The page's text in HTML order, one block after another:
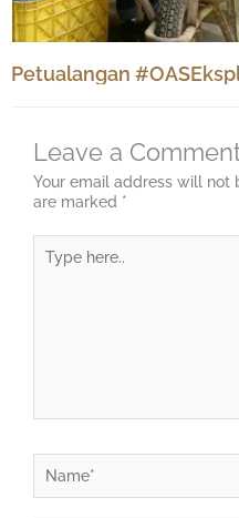
Petualangan
Leave a
Your email address will not
are marked *
here..